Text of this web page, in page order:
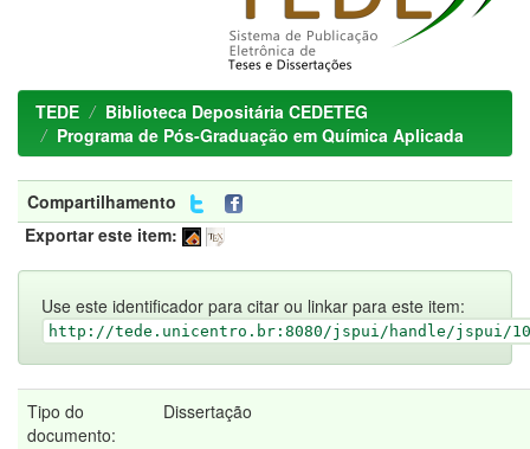
TEDE
Biblioteca Depositária CEDETEG
Programa de Pós-Graduação em Química Aplicada
Compartilhamento
Exportar este item:
Use este identificador para citar ou linkar para este item:
http://tede.unicentro.br:8080/jspui/handle/jspui/
Tipo do
documento:
Dissertação